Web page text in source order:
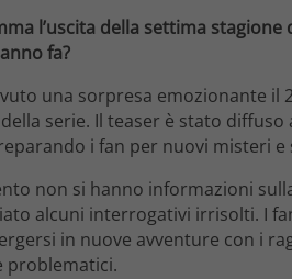
l’uscita della settima
fa?
una sorpresa emozionante
serie. Il teaser è stato
i fan per nuovi misteri e
non si hanno informazioni
alcuni interrogativi irrisolti. I
in nuove avventure con i
problematici.